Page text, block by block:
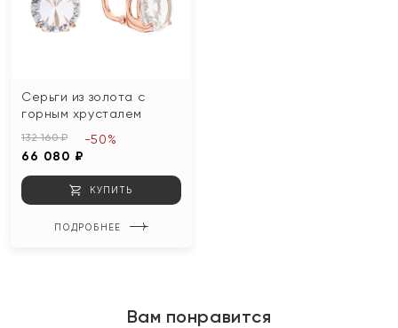
Серьги из золота с
горным хрусталем
132 160 ₽
66 080 ₽
-50%
КУПИТЬ
ПОДРОБНЕЕ
Вам понравится